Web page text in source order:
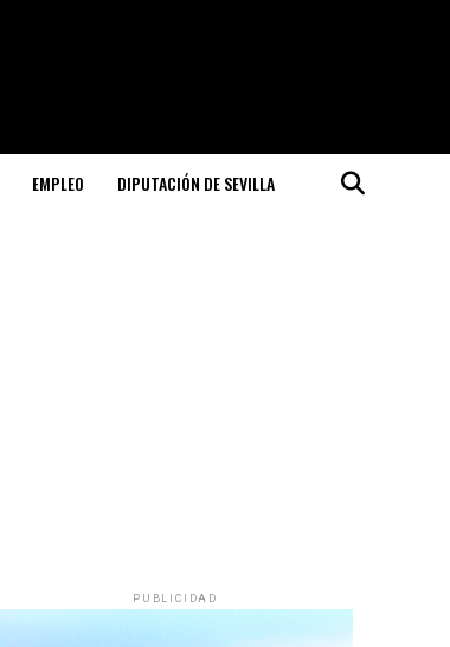
EMPLEO DIPUTACIÓN DE SEVILLA
PUBLICIDAD